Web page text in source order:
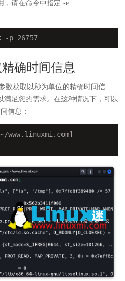
，请在命令中指定 -e
-p 26757
确时间信息
数获取以秒为单位的精确时间信
满足您的需求。在这种情况下，可以
信息：
www.linuxmi.com]